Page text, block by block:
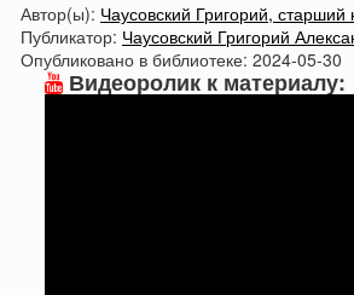
Автор(ы): Чаусовский Григорий, старший
Публикатор: Чаусовский Григорий
Опубликовано в библиотеке: 2024-05-30
Видеоролик к материалу: